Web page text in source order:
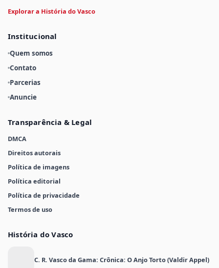
Explorar a História do Vasco
Institucional
Quem somos
Contato
Parcerias
Anuncie
Transparência & Legal
DMCA
Direitos autorais
Política de imagens
Política editorial
Política de privacidade
Termos de uso
História do Vasco
C. R. Vasco da Gama: Crônica: O Anjo Torto (Valdir Appel)